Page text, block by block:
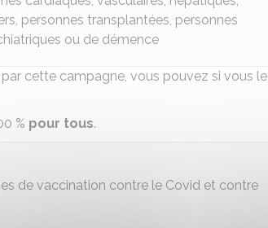
personnes transplantées, personnes
ou de démence
cette campagne, vous pouvez si vous le
% pour tous.
de vaccination contre le Covid et contre